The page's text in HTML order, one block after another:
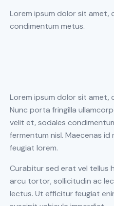
Lorem ipsum dolor sit amet,
condimentum metus.
Lorem ipsum dolor sit amet,
Nunc porta fringilla
velit et, sodales
fermentum nisl. Maecenas
feugiat lorem.
Curabitur sed erat vel tellus
arcu tortor, sollicitudin ac
lectus. Ut efficitur feugiat